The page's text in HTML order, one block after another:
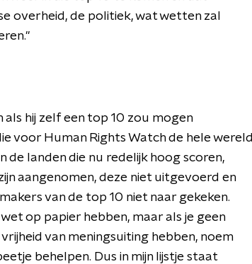
overheid, de politiek, wat wetten zal
hij zelf een top 10 zou mogen
voor Human Rights Watch de hele wereld
de landen die nu redelijk hoog scoren,
aangenomen, deze niet uitgevoerd en
van de top 10 niet naar gekeken.
op papier hebben, maar als je geen
van meningsuiting hebben, noem
behelpen. Dus in mijn lijstje staat